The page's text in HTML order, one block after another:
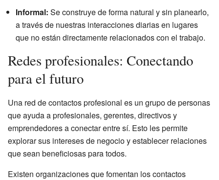
Informal: Se construye de forma natural y sin planearlo,
a través de nuestras interacciones diarias en lugares
que no están directamente relacionados con el trabajo.
Redes profesionales: Conectando
para el futuro
Una red de contactos profesional es un grupo de personas
que ayuda a profesionales, gerentes, directivos y
emprendedores a conectar entre sí. Esto les permite
explorar sus intereses de negocio y establecer relaciones
que sean beneficiosas para todos.
Existen organizaciones que fomentan los contactos